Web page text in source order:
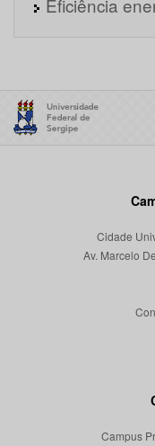
Eficiência
Cidade
Av. Marcelo
Campus